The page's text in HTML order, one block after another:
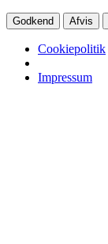
Godkend Afvis
Cookiepolitik
Impressum